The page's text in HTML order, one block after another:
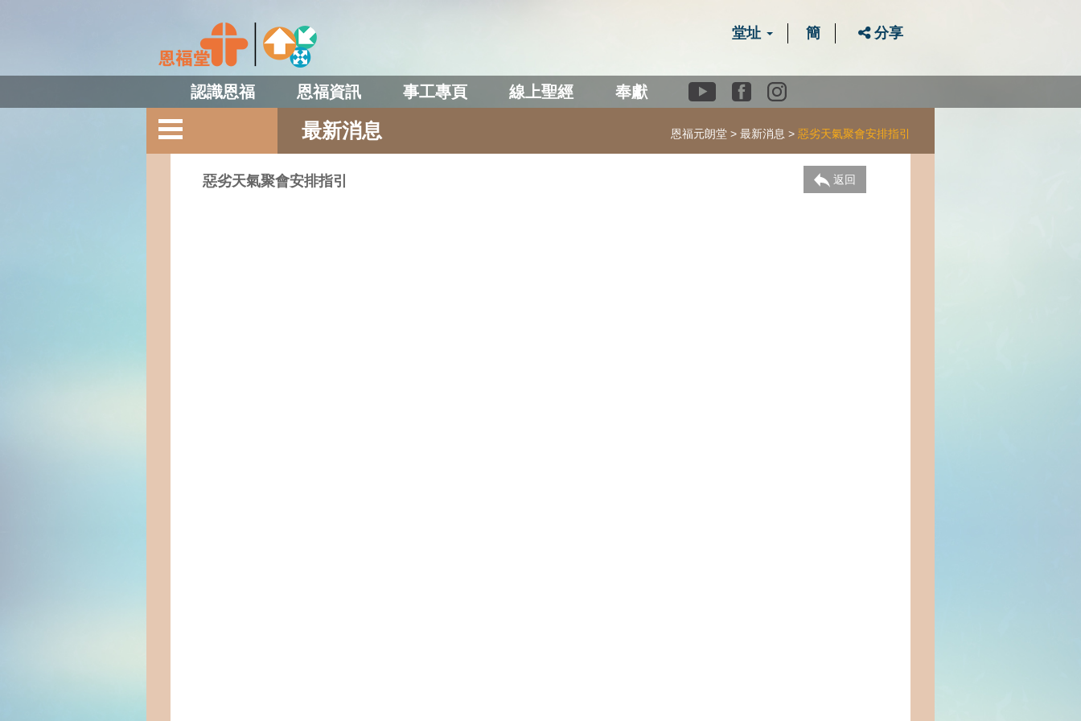
堂址 簡 分享
認識恩福 恩福資訊 事工專頁 線上聖經 奉獻
YoutubeFacebook
最新消息 恩福元朗堂 最新消息 惡劣天氣聚會安排指引
惡劣天氣聚會安排指引 返回